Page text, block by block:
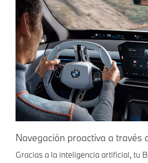
Navegación proactiva a través
Gracias a la inteligencia artificial, tu